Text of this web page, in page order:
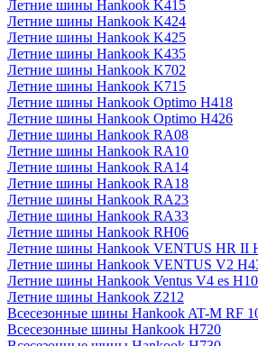
Летние шины Hankook K415
Летние шины Hankook K424
Летние шины Hankook K425
Летние шины Hankook K435
Летние шины Hankook K702
Летние шины Hankook K715
Летние шины Hankook Optimo H418
Летние шины Hankook Optimo H426
Летние шины Hankook RA08
Летние шины Hankook RA10
Летние шины Hankook RA14
Летние шины Hankook RA18
Летние шины Hankook RA23
Летние шины Hankook RA33
Летние шины Hankook RH06
Летние шины Hankook VENTUS HR II
Летние шины Hankook VENTUS V2
Летние шины Hankook Ventus V4 es
Летние шины Hankook Z212
Всесезонные шины Hankook AT-M RF
Всесезонные шины Hankook H720